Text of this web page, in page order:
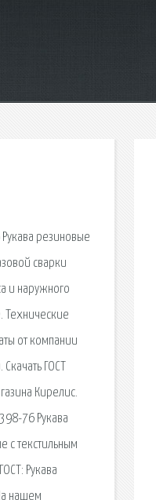
резиновые
сварки
и наружного
Технические
от компании
ГОСТ
Кирелис.
76 Рукава
с текстильным
Рукава
нашем